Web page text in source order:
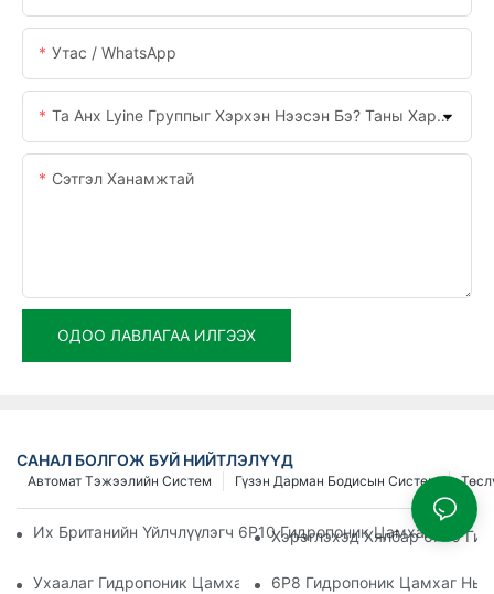
Утас / WhatsApp
Та Анх Lyine Группыг Хэрхэн Нээсэн Бэ? Таны Хариулт Биднийг Сайжруулахад Тусална.
Сэтгэл Ханамжтай
ОДОО ЛАВЛАГАА ИЛГЭЭХ
САНАЛ БОЛГОЖ БУЙ НИЙТЛЭЛҮҮД
Гүзэн Дарман Бодисын Систем
Автомат Тэжээлийн Систем
Их Британийн Үйлчлүүлэгч 6P10 Гидропоник Цамхагийн
Хэрэглэхэд Хялбар 6P10
Ухаалаг Гидропоник Цамхаг Нь Канадын Айл Өрхүүдэд
6P8 Гидропоник Цамхаг Нь